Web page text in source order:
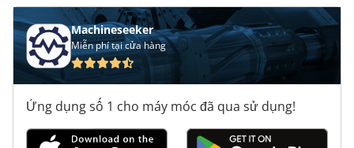
Machineseeker
Miễn phí tại cửa hàng
Ứng dụng số 1 cho máy móc đã qua sử dụng!